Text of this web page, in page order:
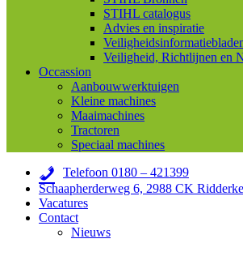
STIHL catalogus
Advies en inspiratie
Veiligheid, Richtlijnen en
Occassion
Aanbouwwerktuigen
Kleine machines
Maaimachines
Tractoren
Speciaal machines
Telefoon 0180 – 421399
Schaapherderweg 6, 2988 CK
Vacatures
Contact
Nieuws